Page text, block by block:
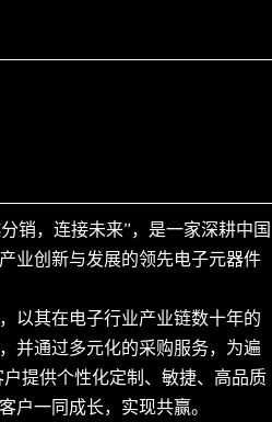
，连接未来”，是一家深耕中国
业创新与发展的领先电子元器件
以其在电子行业产业链数十年的
并通过多元化的采购服务，为遍
提供个性化定制、敏捷、高品质
户一同成长，实现共赢。